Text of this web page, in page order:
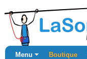
Menu ⏷ Boutique